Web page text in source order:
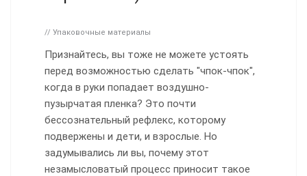
// Упаковочные материалы
Признайтесь, вы тоже не можете устоять
перед возможностью сделать "чпок-чпок",
когда в руки попадает воздушно-
пузырчатая пленка? Это почти
бессознательный рефлекс, которому
подвержены и дети, и взрослые. Но
задумывались ли вы, почему этот
незамысловатый процесс приносит такое